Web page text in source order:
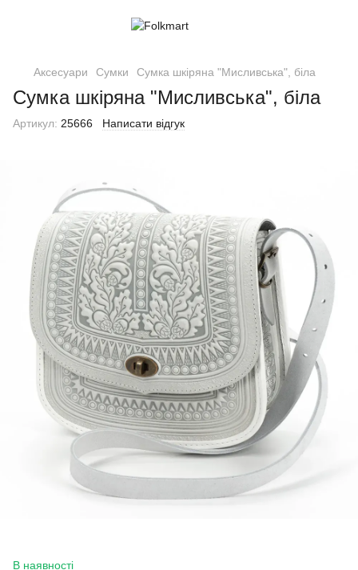
Аксесуари Сумки Сумка шкіряна "Мисливська", біла
Сумка шкіряна "Мисливська", біла
Артикул: 25666 Написати відгук
В наявності